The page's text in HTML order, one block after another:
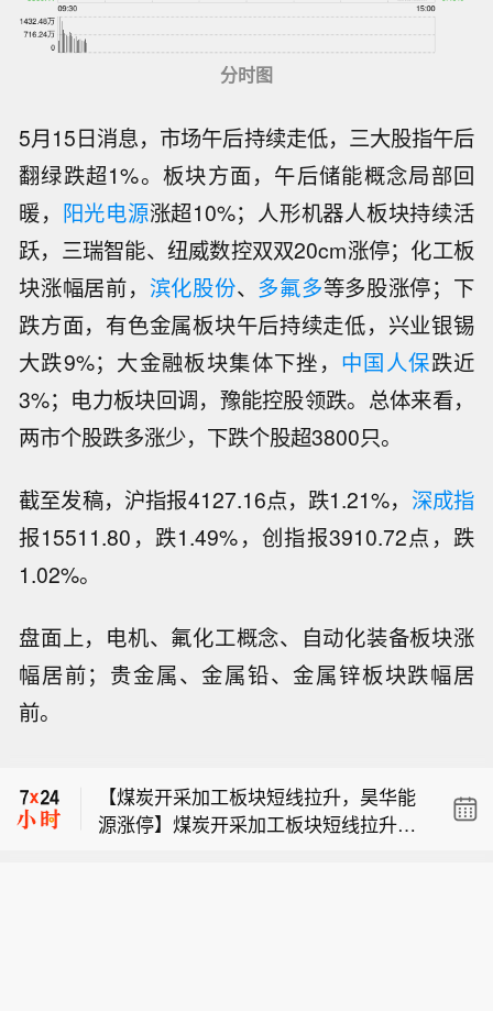
分时图
5月15日消息，市场午后持续走低，三大股指午后
翻绿跌超1%。板块方面，午后储能概念局部回
暖， 阳光电源涨超10%；人形机器人板块持续活
跃，三瑞智能、纽威数控双双20cm涨停；化工板
块涨幅居前， 滨化股份、 多氟多等多股涨停；下
跌方面，有色金属板块午后持续走低，兴业银锡
大跌9%；大金融板块集体下挫， 中国人保跌近
3%；电力板块回调，豫能控股领跌。总体来看，
两市个股跌多涨少，下跌个股超3800只。
截至发稿，沪指报4127.16点，跌1.21%， 深成指
报15511.80，跌1.49%，创指报3910.72点，跌
1.02%。
盘面上，电机、氟化工概念、自动化装备板块涨
幅居前；贵金属、金属铅、金属锌板块跌幅居
前。
【煤炭开采加工板块短线拉升，昊华能
源涨停】煤炭开采加工板块短线拉升，
昊华能源涨停，兖矿能源、平煤股份、
【港股保险股走弱 友邦保险跌超8%】
部建设、西藏天路双双涨停，宁夏建
材、华新建材、苏博特、天山股份、天
【煤炭开采加工板块短线拉升，昊华能
源涨停】煤炭开采加工板块短线拉升，